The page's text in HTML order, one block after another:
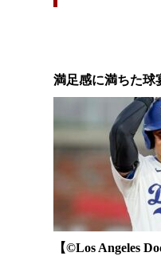
満足感に満ちた球
【©️Los Angeles